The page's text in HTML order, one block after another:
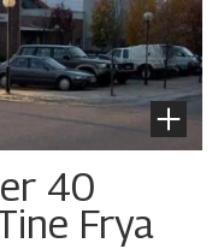
40
Frya